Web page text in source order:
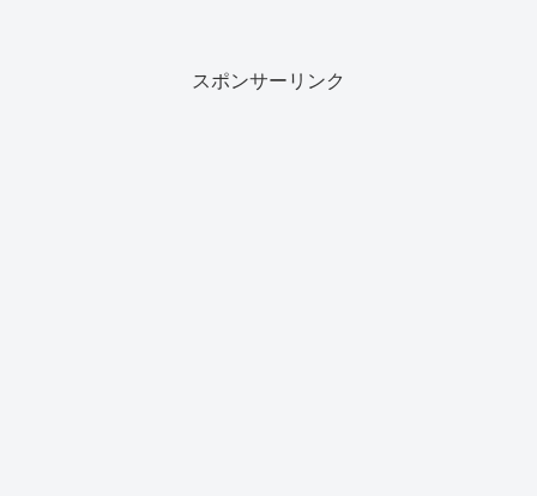
スポンサーリンク